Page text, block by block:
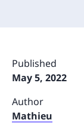
Published
May 5, 2022
Author
Mathieu